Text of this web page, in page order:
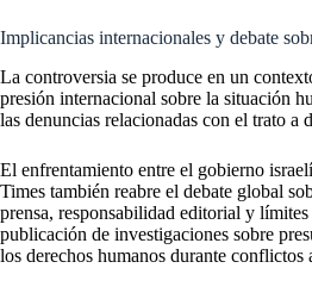
Implicancias internacionales y debate
La controversia se produce en un
presión internacional sobre la situación
las denuncias relacionadas con el trato a
El enfrentamiento entre el gobierno
Times también reabre el debate global
prensa, responsabilidad editorial y límites
publicación de investigaciones sobre
los derechos humanos durante conflictos